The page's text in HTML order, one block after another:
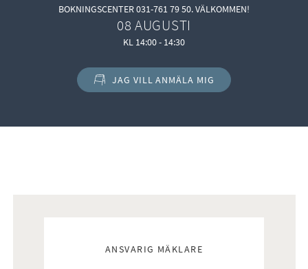
BOKNINGSCENTER 031-761 79 50. VÄLKOMMEN!
08 AUGUSTI
KL 14:00 - 14:30
JAG VILL ANMÄLA MIG
ANSVARIG MÄKLARE